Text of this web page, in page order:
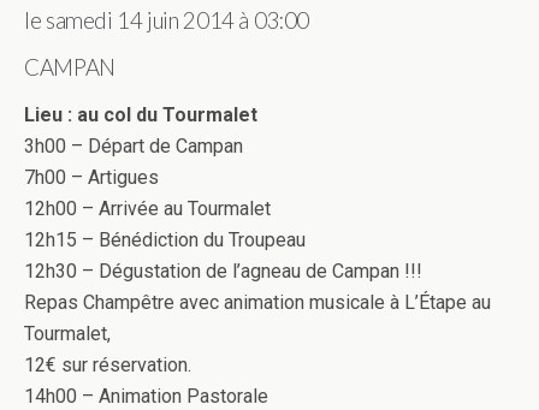
le samedi 14 juin 2014 à 03:00
CAMPAN
Lieu : au col du Tourmalet
3h00 – Départ de Campan
7h00 – Artigues
12h00 – Arrivée au Tourmalet
12h15 – Bénédiction du Troupeau
12h30 – Dégustation de l’agneau de Campan !!!
Repas Champêtre avec animation musicale à L’Étape au
Tourmalet,
12€ sur réservation.
14h00 – Animation Pastorale